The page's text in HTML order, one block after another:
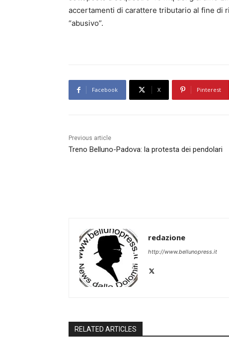
accertamenti di carattere tributario al fine di
“abusivo”.
Facebook X Pinterest
Previous article
Treno Belluno-Padova: la protesta dei pendolari
redazione
http://www.bellunopress.it
RELATED ARTICLES